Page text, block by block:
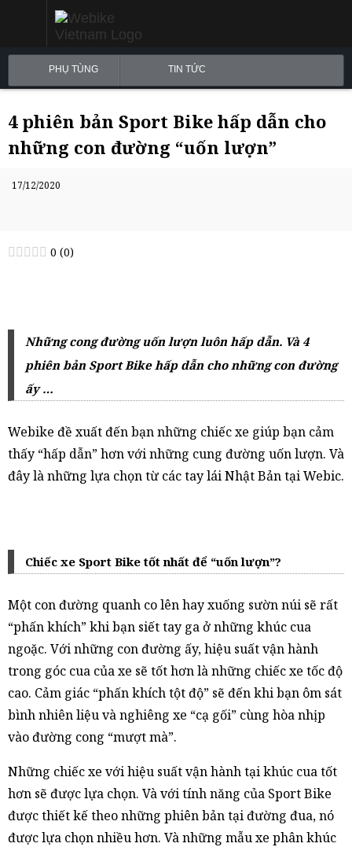
PHỤ TÙNG TIN TỨC
4 phiên bản Sport Bike hấp dẫn cho
những con đường “uốn lượn”
17/12/2020
0 (0)
Những cong đường uốn lượn luôn hấp dẫn. Và 4
phiên bản Sport Bike hấp dẫn cho những con đường
ấy …
Webike đề xuất đến bạn những chiếc xe giúp bạn cảm
thấy “hấp dẫn” hơn với những cung đường uốn lượn. Và
đây là những lựa chọn từ các tay lái Nhật Bản tại Webic.
Chiếc xe Sport Bike tốt nhất để “uốn lượn”?
Một con đường quanh co lên hay xuống sườn núi sẽ rất
“phấn khích” khi bạn siết tay ga ở những khúc cua
ngoặc. Với những con đường ấy, hiệu suất vận hành
trong góc cua của xe sẽ tốt hơn là những chiếc xe tốc độ
cao. Cảm giác “phấn khích tột độ” sẽ đến khi bạn ôm sát
bình nhiên liệu và nghiêng xe “cạ gối” cùng hòa nhịp
vào đường cong “mượt mà”.
Những chiếc xe với hiệu suất vận hành tại khúc cua tốt
hơn sẽ được lựa chọn. Và với tính năng của Sport Bike
được thiết kế theo những phiên bản tại đường đua, nó
được lựa chọn nhiều hơn. Và những mẫu xe phân khúc